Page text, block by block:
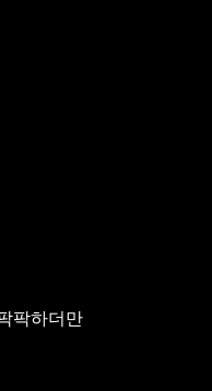
팍하더만